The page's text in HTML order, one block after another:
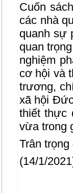
Cuốn
các nhà
quanh sự
quan
nghiệm
cơ hội và
trương,
xã hội
thiết thực
vừa trong
Trân
(14/1/